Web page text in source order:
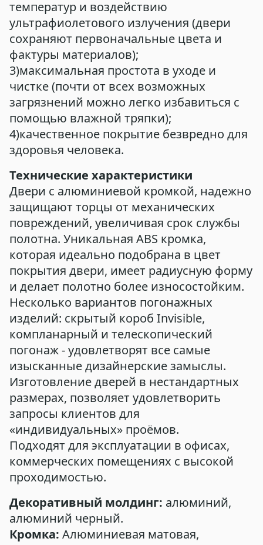
температур и воздействию
ультрафиолетового излучения (двери
сохраняют первоначальные цвета и
фактуры материалов);
3)максимальная простота в уходе и
чистке (почти от всех возможных
загрязнений можно легко избавиться с
помощью влажной тряпки);
4)качественное покрытие безвредно для
здоровья человека.
Технические характеристики
Двери с алюминиевой кромкой, надежно
защищают торцы от механических
повреждений, увеличивая срок службы
полотна. Уникальная ABS кромка,
которая идеально подобрана в цвет
покрытия двери, имеет радиусную форму
и делает полотно более износостойким.
Несколько вариантов погонажных
изделий: скрытый короб Invisible,
компланарный и телескопический
погонаж - удовлетворят все самые
изысканные дизайнерские замыслы.
Изготовление дверей в нестандартных
размерах, позволяет удовлетворить
запросы клиентов для
«индивидуальных» проёмов.
Подходят для эксплуатации в офисах,
коммерческих помещениях с высокой
проходимостью.
Декоративный молдинг: алюминий,
алюминий черный.
Кромка: Алюминиевая матовая,